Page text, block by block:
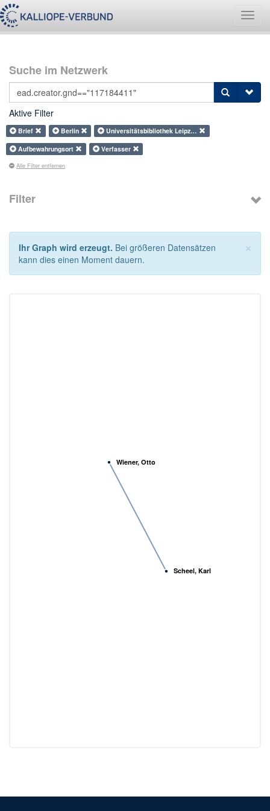
Suche im Netzwerk
Aktive Filter
Brief Berlin
Universitätsbibliothek Leipz…
Aufbewahrungsort
Verfasser
Alle Filter entfernen
Filter
×
Ihr Graph wird erzeugt. Bei größeren Datensätzen
kann dies einen Moment dauern.
Scheel, Karl
Wiener, Otto